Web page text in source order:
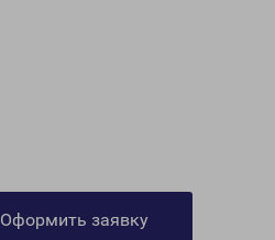
Оформить заявку